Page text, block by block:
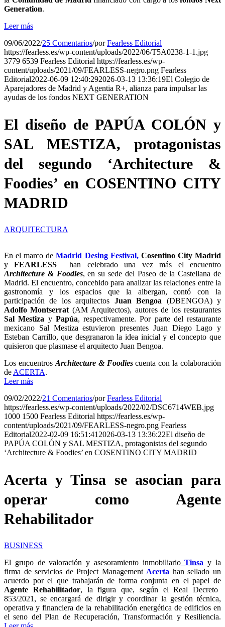
Generation.
Leer más
09/06/2022/25 Comentarios/porFearless Editorial
https://fearless.es/wp-content/uploads/2022/06/T5A0238-1-1.jpg
3779 6539 Fearless Editorial https://fearless.es/wp-
content/uploads/2021/09/FEARLESS-negro.png Fearless
Editorial2022-06-09 12:40:292026-03-13 13:36:19El Colegio de
Aparejadores de Madrid y Agentia R+, alianza para impulsar las
ayudas de los fondos NEXT GENERATION
El diseño de PAPÚA COLÓN y
SAL MESTIZA, protagonistas
del segundo ‘Architecture &
Foodies’ en COSENTINO CITY
MADRID
ARQUITECTURA
En el marco deMadrid Desing Festival, Cosentino City Madrid
yFEARLESS
han celebrado una vez más el encuentro
Architecture & Foodies, en su sede del Paseo de la Castellana de
Madrid. El encuentro, concebido para analizar las relaciones entre la
gastronomía y los espacios que la albergan, contó con la
participación de los arquitectos Juan Bengoa (DBENGOA) y
Adolfo Montserrat (AM Arquitectos), autores de los restaurantes
Sal Mestiza y Papúa, respectivamente. Por parte del restaurante
mexicano Sal Mestiza estuvieron presentes Juan Diego Lago y
Esteban Carrillo, que desgranaron la idea inicial y el concepto que
quisieron que plasmase el arquitecto Juan Bengoa.
Los encuentros Architecture & Foodiescuenta con la colaboración
de ACERTA.
Leer más
09/02/2022/21 Comentarios/porFearless Editorial
https://fearless.es/wp-content/uploads/2022/02/DSC6714WEB.jpg
1000 1500 Fearless Editorial https://fearless.es/wp-
content/uploads/2021/09/FEARLESS-negro.png Fearless
Editorial2022-02-09 16:51:41 2026-03-13 13:36:22El diseño de
PAPÚA COLÓN y SAL MESTIZA, protagonistas del segundo
‘Architecture & Foodies’ en COSENTINO CITY MADRID
Acerta y Tinsa se asocian para
operar como Agente
Rehabilitador
BUSINESS
El grupo de valoración y asesoramiento inmobiliarioTinsa y la
firma de servicios de Project Management Acerta han sellado un
acuerdo por el que trabajarán de forma conjunta en el papel de
Agente Rehabilitador, la figura que, según el Real Decreto
853/2021, se encargará de dirigir y coordinar la gestión técnica,
operativa y financiera de la rehabilitación energética de edificios en
el seno del Plan de Recuperación, Transformación y Resiliencia.